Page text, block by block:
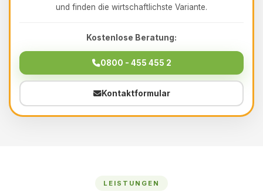
und finden die wirtschaftlichste Variante.
Kostenlose Beratung:
0800 - 455 455 2
Kontaktformular
LEISTUNGEN